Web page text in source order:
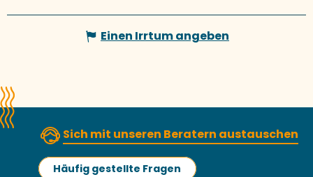
Einen Irrtum angeben
Sich mit unseren Beratern austauschen
Häufig gestellte Fragen